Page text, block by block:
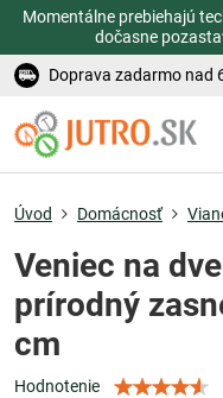
Momentálne prebiehajú
dočasne
Doprava zadarmo nad
Úvod Domácnosť
Veniec na
prírodný
cm
Hodnotenie